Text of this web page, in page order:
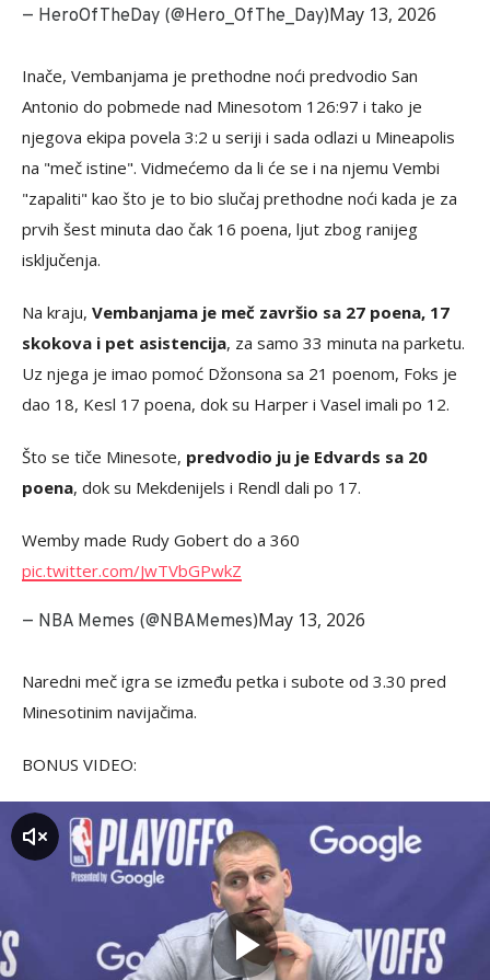
— HeroOfTheDay (@Hero_OfThe_Day)May 13, 2026
Inače, Vembanjama je prethodne noći predvodio San
Antonio do pobmede nad Minesotom 126:97 i tako je
njegova ekipa povela 3:2 u seriji i sada odlazi u Mineapolis
na "meč istine". Vidmećemo da li će se i na njemu Vembi
"zapaliti" kao što je to bio slučaj prethodne noći kada je za
prvih šest minuta dao čak 16 poena, ljut zbog ranijeg
isključenja.
Na kraju, Vembanjama je meč završio sa 27 poena, 17
skokova i pet asistencija, za samo 33 minuta na parketu.
Uz njega je imao pomoć Džonsona sa 21 poenom, Foks je
dao 18, Kesl 17 poena, dok su Harper i Vasel imali po 12.
Što se tiče Minesote, predvodio ju je Edvards sa 20
poena, dok su Mekdenijels i Rendl dali po 17.
Wemby made Rudy Gobert do a 360
pic.twitter.com/JwTVbGPwkZ
— NBA Memes (@NBAMemes)May 13, 2026
Naredni meč igra se između petka i subote od 3.30 pred
Minesotinim navijačima.
BONUS VIDEO: